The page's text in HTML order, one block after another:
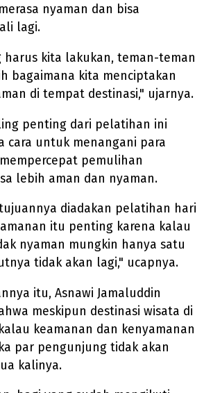
nyaman dan bisa
lagi.
harus kita lakukan, teman-teman
bagaimana kita menciptakan
di tempat destinasi," ujarnya.
penting dari pelatihan ini
cara untuk menangani para
pemulihan
lebih aman dan nyaman.
diadakan pelatihan hari
itu penting karena kalau
nyaman mungkin hanya satu
tidak akan lagi," ucapnya.
itu, Asnawi Jamaluddin
meskipun destinasi wisata di
keamanan dan kenyamanan
par pengunjung tidak akan
kalinya.